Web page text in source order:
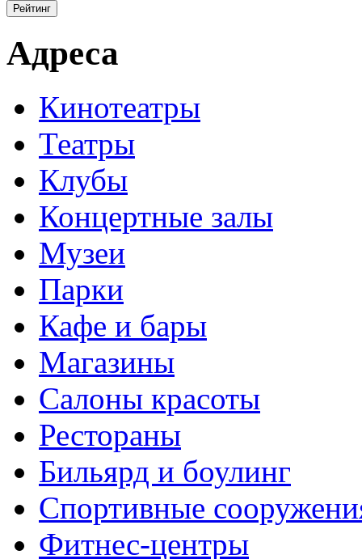
Адреса
Кинотеатры
Театры
Клубы
Концертные залы
Музеи
Парки
Кафе и бары
Магазины
Салоны красоты
Рестораны
Бильярд и боулинг
Спортивные
Фитнес-центры